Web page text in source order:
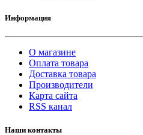
Информация
О магазине
Оплата товара
Доставка товара
Производители
Карта сайта
RSS канал
Наши контакты